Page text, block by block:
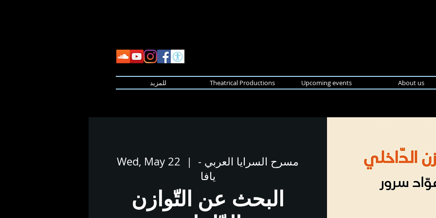
About us
Upcoming events
Theatrical Productions للمزيد
Wed, May 22
  |
مسرح السرايا العربي -
يافا
البحث عن التّوازن